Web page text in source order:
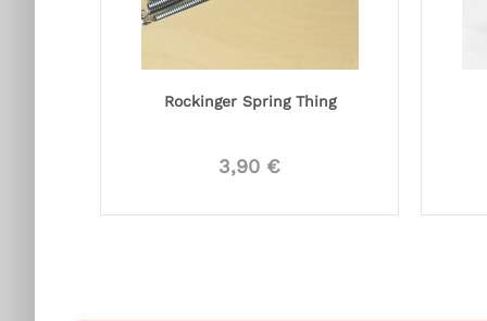
Rockinger Spring Thing
3,90 €